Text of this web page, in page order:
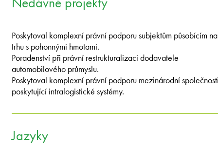
Poskytoval komplexní právní podporu subjektům působícím na
trhu s pohonnými hmotami.
Poradenství při právní restrukturalizaci dodavatele
automobilového průmyslu.
Poskytoval komplexní právní podporu mezinárodní
poskytující intralogistické systémy.
Jazyky